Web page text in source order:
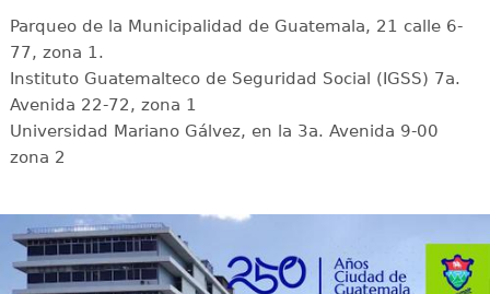
Parqueo de la Municipalidad de Guatemala, 21 calle 6-
77, zona 1.
Instituto Guatemalteco de Seguridad Social (IGSS) 7a.
Avenida 22-72, zona 1
Universidad Mariano Gálvez, en la 3a. Avenida 9-00
zona 2